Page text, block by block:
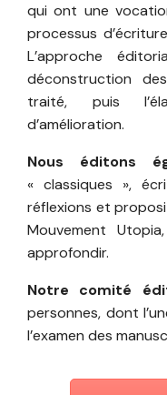
qui ont une
processus
L’approche
déconstruction
traité, puis
d’amélioration.
Nous éditons
« classiques »,
réflexions et
Mouvement
approfondir.
Notre comité
personnes, dont
l’examen des